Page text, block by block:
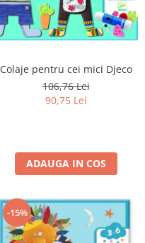
Colaje pentru cei mici Djeco
106,76 Lei
90,75 Lei
ADAUGA IN COS
-15%